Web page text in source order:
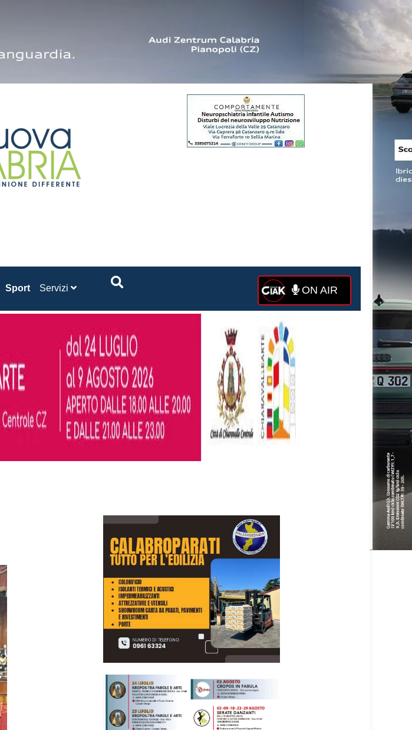
Sport Servizi ON AIR